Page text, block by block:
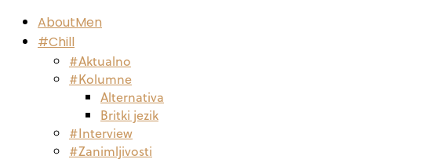
AboutMen
#Chill
#Aktualno
#Kolumne
Alternativa
Britki jezik
#Interview
#Zanimljivosti